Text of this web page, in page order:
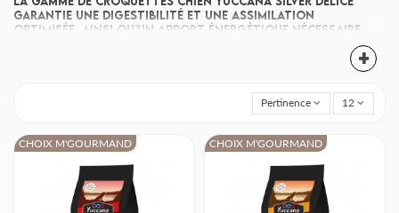
garantie une digestibilité et une assimilation
optimisée, ainsi qu’un apport énergétique nécessaire
au bien-être de vos compagnons. Elles sont riches en
protéines animales, sans colorant artificiel ni arôme
et sans ajout de gluten de blé, de soja et de dérivés
La gamme de croquette Yuccana couvre l’ensemble des
tout au long de leur vie. Afin de préserver leur
équilibre alimentaire au quotidien et leur garantir
santé, forme et joie de vivre, les tableaux de rations
journalières ont été élaborés par nos experts pour
toutes les catégories de chiens, en fonction de leur
âge, de leur poids et de leur niveau d’activité.
+
Pertinence 12
CHOIX M'GOURMAND CHOIX M'GOURMAND